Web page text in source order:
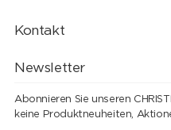
Kontakt
Newsletter
Abonnieren Sie unseren
keine Produktneuheiten,